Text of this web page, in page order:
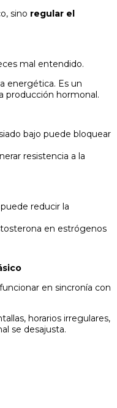
sino regular el
mal entendido.
energética. Es un
producción hormonal.
bajo puede bloquear
resistencia a la
reducir la
en estrógenos
en sincronía con
horarios irregulares,
se desajusta.